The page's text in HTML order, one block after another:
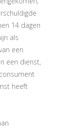
14 dagen
als
een
een dienst,
heeft